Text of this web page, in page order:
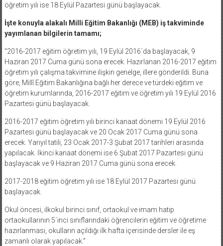
öğretim yılı ise 18 Eylül Pazartesi günü başlayacak.
İşte konuyla alakalı Milli Eğitim Bakanlığı (MEB) iş takviminde
yayımlanan bilgilerin tamamı;
“2016-2017 eğitim öğretim yılı, 19 Eylül 2016´da başlayacak, 9
Haziran 2017 Cuma günü sona erecek. Hazırlanan 2016-2017 eğitim
öğretim yılı çalışma takvimine ilişkin genelge, illere gönderildi. Buna
göre, Millî Eğitim Bakanlığına bağlı her derece ve türdeki eğitim ve
öğretim kurumlarında, 2016-2017 eğitim ve öğretim yılı 19 Eylül 2016
Pazartesi günü başlayacak.
2016-2017 eğitim öğretim yılı birinci kanaat dönemi 19 Eylül 2016
Pazartesi günü başlayacak ve 20 Ocak 2017 Cuma günü sona
erecek. Yarıyıl tatili, 23 Ocak 2017-3 Şubat 2017 tarihleri arasında
yapılacak. İkinci kanaat dönemi ise 6 Şubat 2017 Pazartesi günü
başlayacak ve 9 Haziran 2017 Cuma günü sona erecek.
2017-2018 eğitim öğretim yılı ise 18 Eylül 2017 Pazartesi günü
başlayacak.
Okul öncesi, ilkokul birinci sınıf, ortaokul ve imam hatip
ortaokullarının 5´inci sınıflarındaki öğrencilerin eğitim ve öğretime
hazırlanması, okulların açıldığı ilk hafta içerisinde dersler ile eş
zamanlı olarak yapılacak.”